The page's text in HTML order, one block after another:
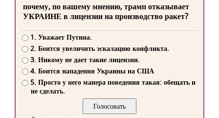
почему, по вашему мнению, трамп отказывает
УКРАИНЕ в лицензии на производство ракет?
1. Уважает Путина.
2. Боится увеличить эскалацию конфликта.
3. Никому не дает такие лицензии.
4. Боится нападения Украины на США
5. Просто у него манера поведения такая: обещать и
не сделать.